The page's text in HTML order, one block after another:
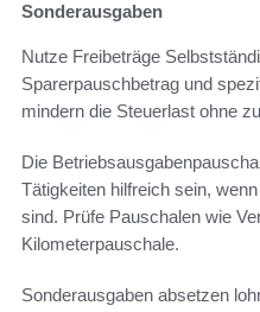
Sonderausgaben
Nutze Freibeträge
Sparerpauschbetrag und
mindern die Steuerlast ohne
Die
Tätigkeiten hilfreich sein,
sind. Prüfe Pauschalen wie
Kilometerpauschale.
Sonderausgaben absetzen